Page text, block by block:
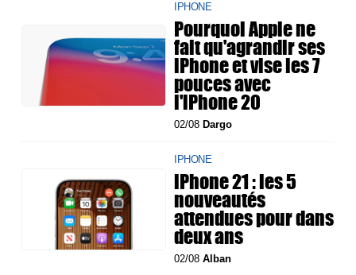
IPHONE
Pourquoi Apple ne
fait qu'agrandir ses
iPhone et vise les 7
pouces avec
l'iPhone 20
02/08 Dargo
IPHONE
iPhone 21 : les 5
nouveautés
attendues pour dans
deux ans
02/08Alban